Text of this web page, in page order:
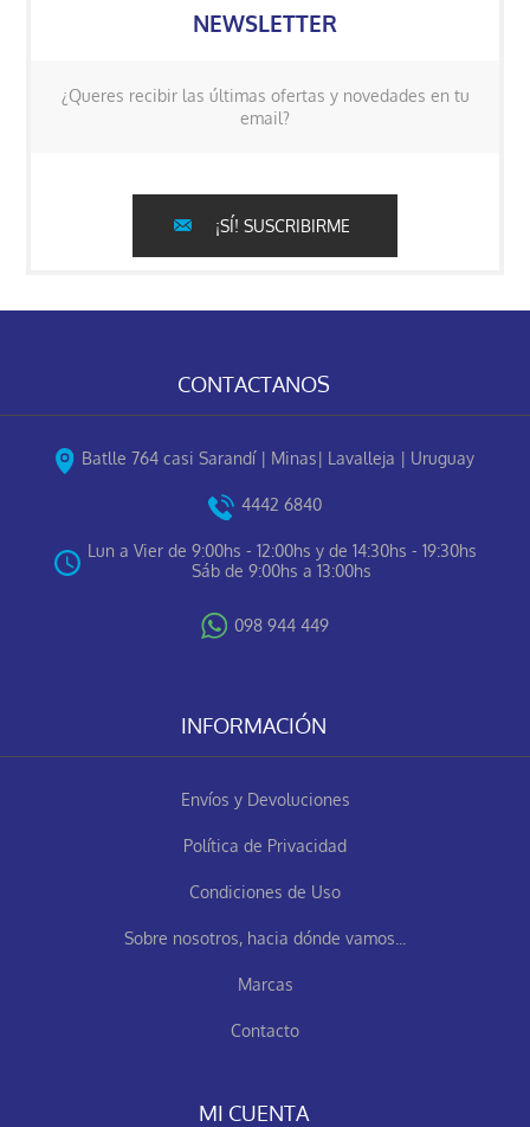
NEWSLETTER
¿Queres recibir las últimas ofertas y novedades en tu
email?
¡SÍ! SUSCRIBIRME
CONTACTANOS
Batlle 764 casi Sarandí | Minas| Lavalleja | Uruguay
4442 6840
Lun a Vier de 9:00hs - 12:00hs y de 14:30hs - 19:30hs
Sáb de 9:00hs a 13:00hs
098 944 449
INFORMACIÓN
Envíos y Devoluciones
Política de Privacidad
Condiciones de Uso
Sobre nosotros, hacia dónde vamos...
Marcas
Contacto
MI CUENTA